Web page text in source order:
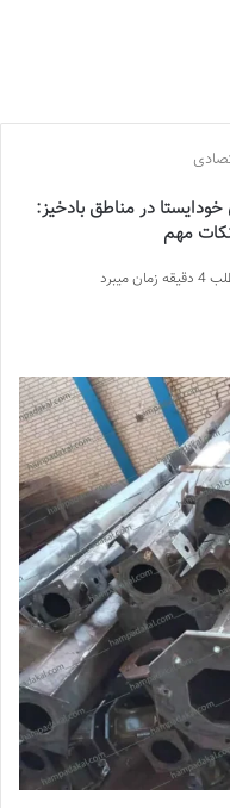
در مناطق بادخیز:
مهم
میبرد